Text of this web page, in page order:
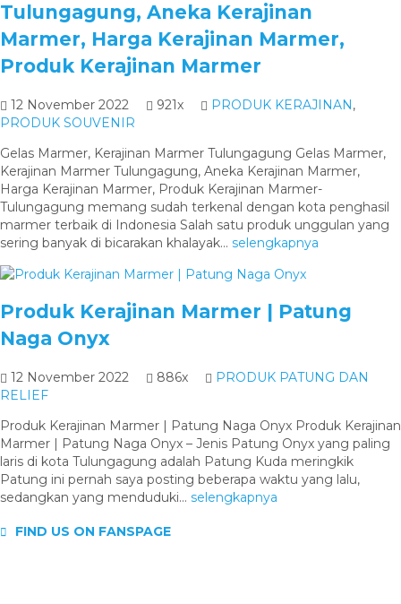
Tulungagung, Aneka Kerajinan
Marmer, Harga Kerajinan Marmer,
Produk Kerajinan Marmer
12 November 2022 921x PRODUK KERAJINAN,
PRODUK SOUVENIR
Gelas Marmer, Kerajinan Marmer Tulungagung Gelas Marmer,
Kerajinan Marmer Tulungagung, Aneka Kerajinan Marmer,
Harga Kerajinan Marmer, Produk Kerajinan Marmer-
Tulungagung memang sudah terkenal dengan kota penghasil
marmer terbaik di Indonesia Salah satu produk unggulan yang
sering banyak di bicarakan khalayak... selengkapnya
Produk Kerajinan Marmer | Patung
Naga Onyx
12 November 2022 886x
PRODUK PATUNG DAN
RELIEF
Produk Kerajinan Marmer | Patung Naga Onyx Produk Kerajinan
Marmer | Patung Naga Onyx – Jenis Patung Onyx yang paling
laris di kota Tulungagung adalah Patung Kuda meringkik
Patung ini pernah saya posting beberapa waktu yang lalu,
sedangkan yang menduduki... selengkapnya
FIND US ON FANSPAGE